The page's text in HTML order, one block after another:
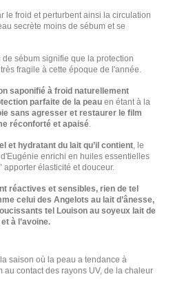
le froid et perturbent ainsi la circulation
secrète moins de sébum et se
sébum signifie que la protection
fragile à cette époque de l'année.
saponifié à froid naturellement
parfaite de la peau en étant à la
sans agresser et restaurer le film
réconforté et apaisé.
et hydratant du lait qu’il contient, le
Eugénie enrichi en huiles essentielles
apporter élasticité et douceur.
réactives et sensibles, rien de tel
celui des Angelots au lait d’ânesse,
tel Louison au soyeux lait de
à l’avoine.
saison où la peau a tendance à
au contact des rayons UV, de la chaleur